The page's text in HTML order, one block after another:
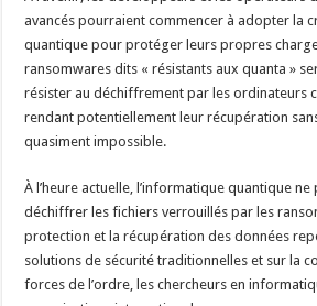
avancés pourraient commencer à adopter la
quantique pour protéger leurs propres
ransomwares dits « résistants aux quanta »
résister au déchiffrement par les ordinateurs
rendant potentiellement leur récupération
quasiment impossible.
À l’heure actuelle, l’informatique quantique
déchiffrer les fichiers verrouillés par les
protection et la récupération des données
solutions de sécurité traditionnelles et sur la
forces de l’ordre, les chercheurs en